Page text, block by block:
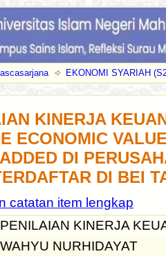
EKONOMI SYARIAH
KINERJA
ECONOMIC
DI
DI BEI
catatan item lengkap
PENILAIAN KINERJA
WAHYU NURHIDAYAT